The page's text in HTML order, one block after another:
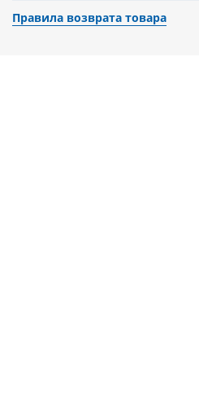
Правила возврата товара